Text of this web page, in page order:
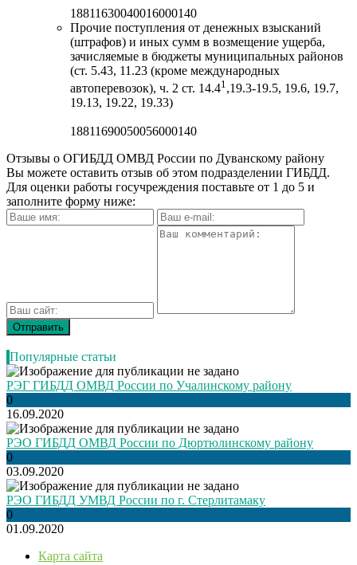
18811630040016000140
Прочие поступления от денежных взысканий
(штрафов) и иных сумм в возмещение ущерба,
зачисляемые в бюджеты муниципальных районов
(ст. 5.43, 11.23 (кроме международных
автоперевозок), ч. 2 ст. 14.41 ,19.3-19.5, 19.6, 19.7,
19.13, 19.22, 19.33)
18811690050056000140
Отзывы о ОГИБДД ОМВД России по Дуванскому району
Вы можете оставить отзыв об этом подразделении ГИБДД.
Для оценки работы госучреждения поставьте от 1 до 5 и
заполните форму ниже:
Популярные статьи
РЭГ ГИБДД ОМВД России по Учалинскому району
0
16.09.2020
РЭО ГИБДД ОМВД России по Дюртюлинскому району
0
03.09.2020
РЭО ГИБДД УМВД России по г. Стерлитамаку
0
01.09.2020
Карта сайта